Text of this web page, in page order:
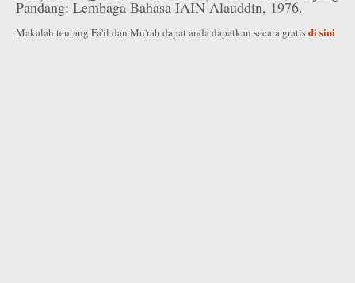
Pandang: Lembaga Bahasa IAIN Alauddin, 1976.
Makalah tentang Fa'il dan Mu'rab dapat anda dapatkan secara gratisdi sini